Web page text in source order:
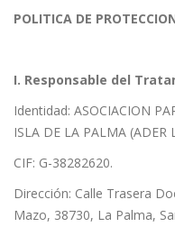
POLITICA DE
I. Responsable del
Identidad: ASOCIACION
ISLA DE LA PALMA (ADER
CIF: G-38282620.
Dirección: Calle Trasera
Mazo, 38730, La Palma,